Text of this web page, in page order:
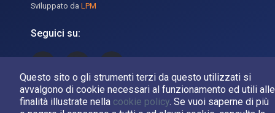
Questo sito o gli strumenti terzi da questo utilizzati si
avvalgono di cookie necessari al funzionamento ed utili alle
finalità illustrate nella cookie policy. Se vuoi saperne di più
Sviluppato da LPM
Seguici su: